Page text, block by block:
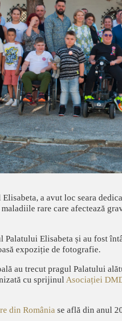
a avut loc seara
rare care afectează
Elisabeta și au fost
expoziție de fotografie.
au trecut pragul Palatului
cu sprijinulAsociației
din România se află din anul